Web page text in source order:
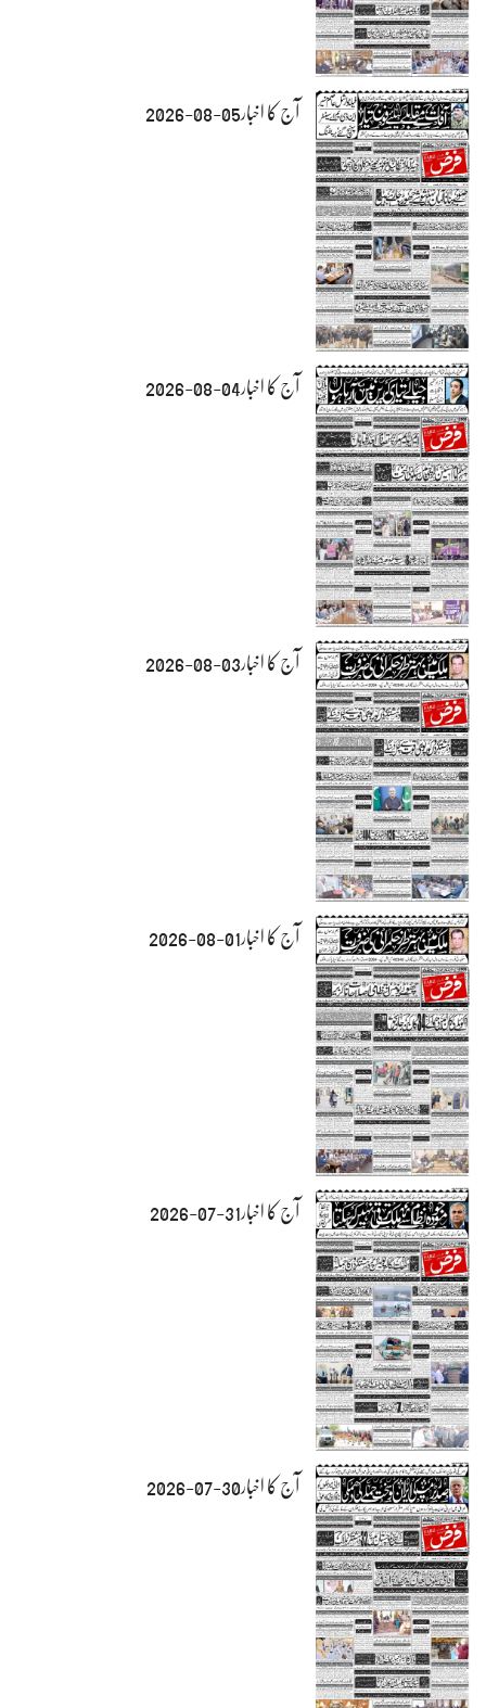
آج کا اخبار05-08-2026
آج کا اخبار04-08-2026
آج کا اخبار03-08-2026
آج کا اخبار01-08-2026
آج کا اخبار31-07-2026
آج کا اخبار30-07-2026